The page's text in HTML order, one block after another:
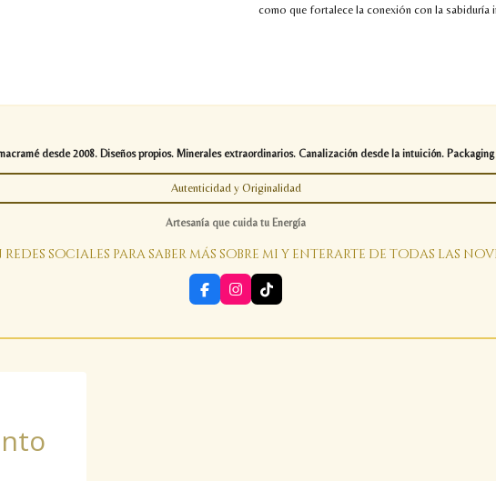
como que fortalece la conexión con la sabiduría
desde 2008. Diseños propios. Minerales extraordinarios. Canalización desde la intuición.
Autenticidad y Originalidad
Artesanía que cuida tu Energía
redes sociales para saber más sobre mi y enterarte de todas las
F
a
e
I
n
t
T
i
T